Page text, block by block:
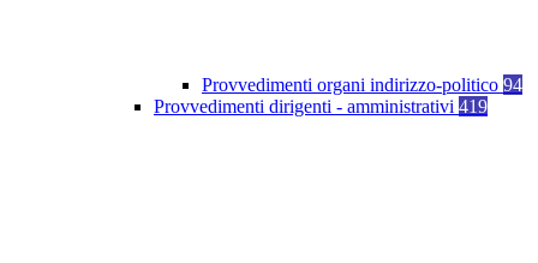
Provvedimenti organi indirizzo-politico 94
Provvedimenti dirigenti - amministrativi 419